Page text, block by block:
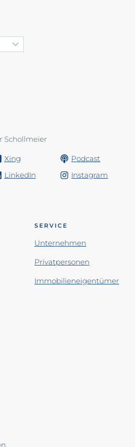
Schollmeier
Xing
Podcast
LinkedIn Instagram
SERVICE
Unternehmen
Privatpersonen
Immobilieneigentümer